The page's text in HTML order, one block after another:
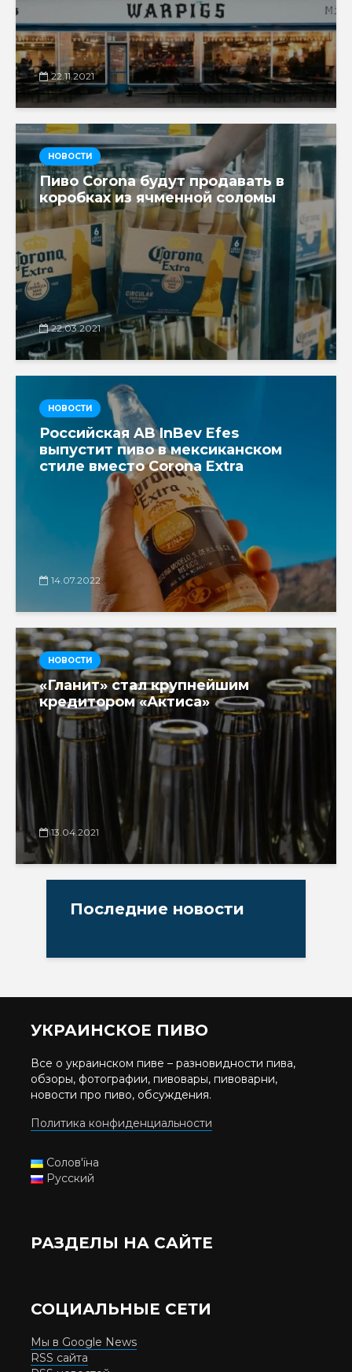
22.11.2021
НОВОСТИ
Пиво Corona будут продавать в
коробках из ячменной соломы
22.03.2021
НОВОСТИ
Российская AB InBev Efes
выпустит пиво в мексиканском
стиле вместо Corona Extra
14.07.2022
НОВОСТИ
«Гланит» стал крупнейшим
кредитором «Актиса»
13.04.2021
Последние новости
УКРАИНСКОЕ ПИВО
Все о украинском пиве – разновидности пива,
обзоры, фотографии, пивовары, пивоварни,
новости про пиво, обсуждения.
Политика конфиденциальности
Солов'їна
Русский
РАЗДЕЛЫ НА САЙТЕ
СОЦИАЛЬНЫЕ СЕТИ
Мы в Google News
RSS сайта